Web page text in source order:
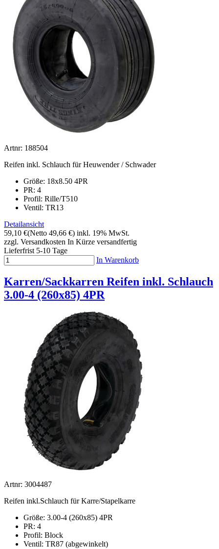
Artnr: 188504
Reifen inkl. Schlauch für Heuwender / Schwader
Größe: 18x8.50 4PR
PR: 4
Profil: Rille/T510
Ventil: TR13
Detailansicht
59,10 €(Netto 49,66 €) inkl. 19% MwSt.
zzgl. Versandkosten In Kürze versandfertig
Lieferfrist 5-10 Tage
In Warenkorb
Karren/Sackkarren Reifen inkl. Schlauch
3.00-4 (260x85) 4PR
Artnr: 3004487
Reifen inkl.Schlauch für Karre/Stapelkarre
Größe: 3.00-4 (260x85) 4PR
PR: 4
Profil: Block
Ventil: TR87 (abgewinkelt)